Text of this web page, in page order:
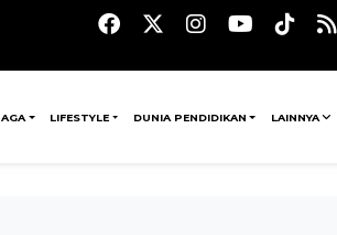
LIFESTYLE DUNIA PENDIDIKAN LAINNYA